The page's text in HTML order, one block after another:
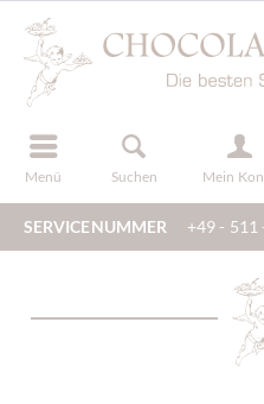
Menü Suchen Mein
registrieren
SERVICENUMMER +49 - 511